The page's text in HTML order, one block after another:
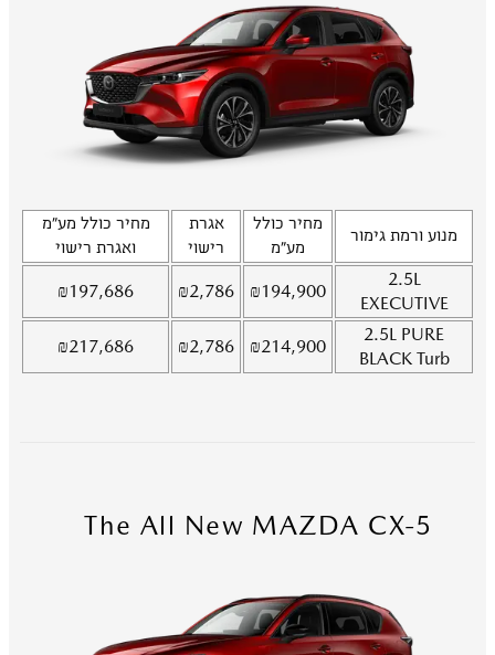
מנוע ורמת גימור
מחיר כולל
מע"מ
אגרת
רישוי
מחיר כולל מע"מ
ואגרת רישוי
2.5L
EXECUTIVE
₪194,900
₪2,786
₪197,686
2.5L PURE
BLACK Turb
₪214,900
₪2,786
₪ 217,686
The All New MAZDA CX-5